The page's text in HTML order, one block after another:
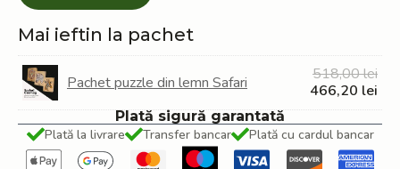
Mai ieftin la pachet
Pachet puzzle din lemn Safari 518,00lei
a
466,20 lei
Plată sigură garantată
Plată la livrare
Transfer bancar Plată cu cardul bancar